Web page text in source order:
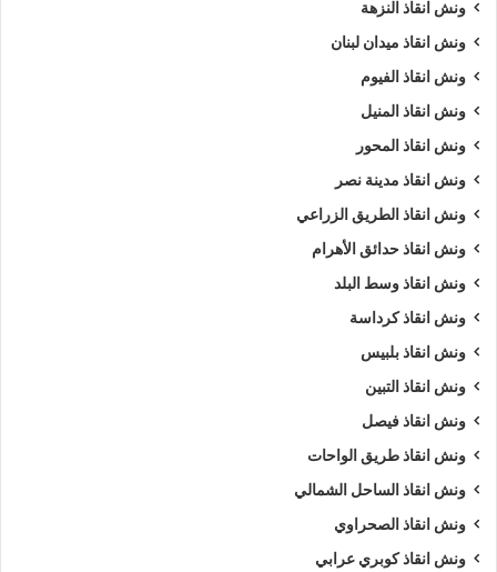
ونش انقاذ النزهة
ونش انقاذ ميدان لبنان
ونش انقاذ الفيوم
ونش انقاذ المنيل
ونش انقاذ المحور
ونش انقاذ مدينة نصر
ونش انقاذ الطريق الزراعي
ونش انقاذ حدائق الأهرام
ونش انقاذ وسط البلد
ونش انقاذ كرداسة
ونش انقاذ بلبيس
ونش انقاذ التبين
ونش انقاذ فيصل
ونش انقاذ طريق الواحات
ونش انقاذ الساحل الشمالي
ونش انقاذ الصحراوي
ونش انقاذ كوبري عرابي